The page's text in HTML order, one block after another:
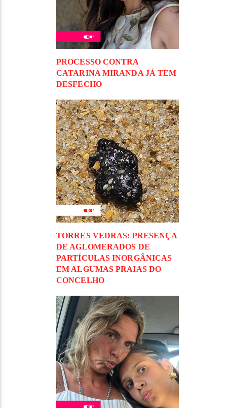
PROCESSO CONTRA
CATARINA MIRANDA JÁ TEM
DESFECHO
TORRES VEDRAS: PRESENÇA
DE AGLOMERADOS DE
PARTÍCULAS INORGÂNICAS
EM ALGUMAS PRAIAS DO
CONCELHO